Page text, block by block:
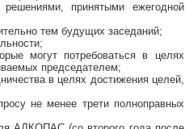
принятыми ежегодной
тем будущих заседаний;
могут потребоваться в целях
председателем;
в целях достижения целей,
не менее трети полноправных